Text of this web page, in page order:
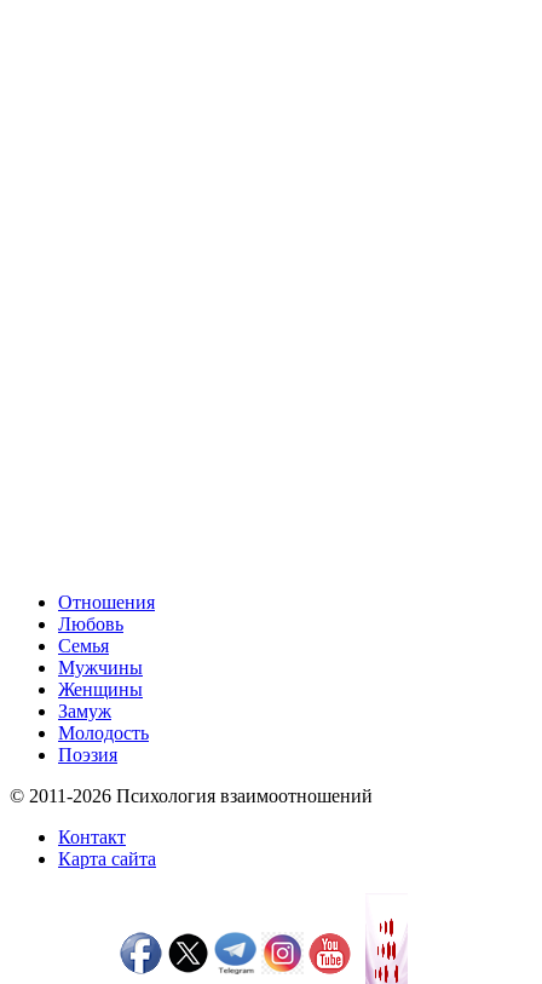
Отношения
Любовь
Семья
Мужчины
Женщины
Замуж
Молодость
Поэзия
© 2011-2026 Психология взаимоотношений
Контакт
Карта сайта